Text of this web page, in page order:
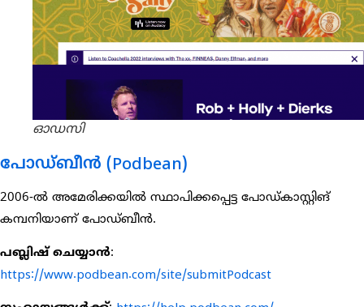
ഓഡസി
പോഡ്ബീൻ (Podbean)
2006-ൽ അമേരിക്കയിൽ സ്ഥാപിക്കപ്പെട്ട പോഡ്കാസ്റ്റിങ്
കമ്പനിയാണ് പോഡ്ബീൻ.
പബ്ലിഷ് ചെയ്യാൻ:
https://www.podbean.com/site/submitPodcast